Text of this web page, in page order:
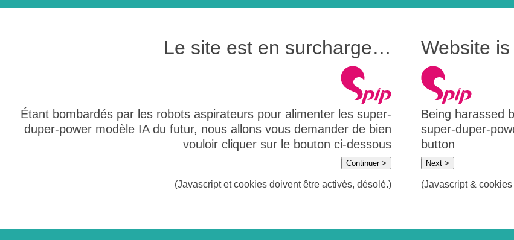
Le site est en surcharge…
Étant bombardés par les robots aspirateurs pour alimenter les super-
duper-power modèle IA du futur, nous allons vous demander de bien
vouloir cliquer sur le bouton ci-dessous
Continuer >
(Javascript et cookies doivent être activés, désolé.)
Website
Being harassed
super-duper-
button
Next >
(Javascript &